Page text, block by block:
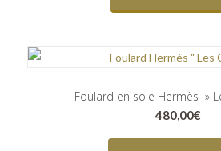
Foulard en soie Hermès »
480,00€